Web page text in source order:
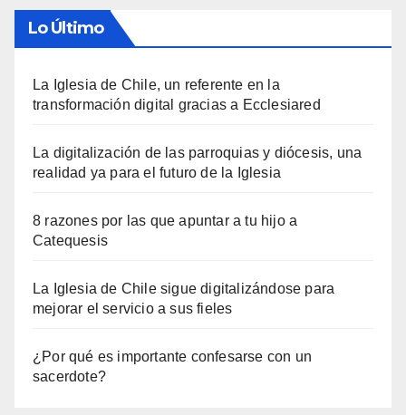
Lo Último
La Iglesia de Chile, un referente en la
transformación digital gracias a Ecclesiared
La digitalización de las parroquias y diócesis, una
realidad ya para el futuro de la Iglesia
8 razones por las que apuntar a tu hijo a
Catequesis
La Iglesia de Chile sigue digitalizándose para
mejorar el servicio a sus fieles
¿Por qué es importante confesarse con un
sacerdote?